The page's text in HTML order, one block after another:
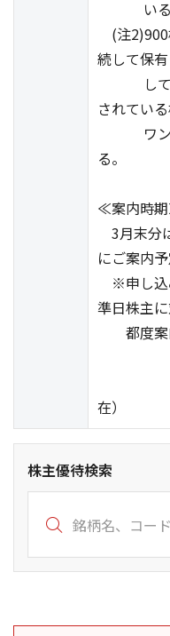
いる
(注2)900
続して保
して同
されている
ワンラ
る。
≪案内時
3月末分
にご案内予
※申し込
準日株主に
都度案
（
在）
株主優待検索